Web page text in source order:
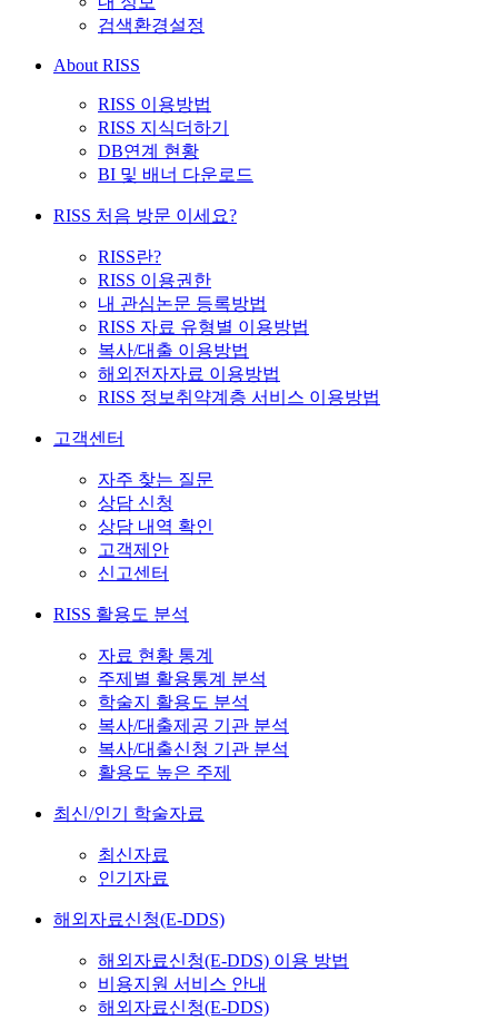
검색환경설정
About RISS
RISS 이용방법
RISS 지식더하기
DB연계 현황
BI 및 배너 다운로드
RISS 처음 방문 이세요?
RISS란?
RISS 이용권한
내 관심논문 등록방법
RISS 자료 유형별 이용방법
복사/대출 이용방법
해외전자자료 이용방법
RISS 정보취약계층 서비스 이용방법
고객센터
자주 찾는 질문
상담 신청
상담 내역 확인
고객제안
신고센터
RISS 활용도 분석
자료 현황 통계
주제별 활용통계 분석
학술지 활용도 분석
복사/대출제공 기관 분석
복사/대출신청 기관 분석
활용도 높은 주제
최신/인기 학술자료
최신자료
인기자료
해외자료신청(E-DDS)
해외자료신청(E-DDS) 이용 방법
비용지원 서비스 안내
해외자료신청(E-DDS)